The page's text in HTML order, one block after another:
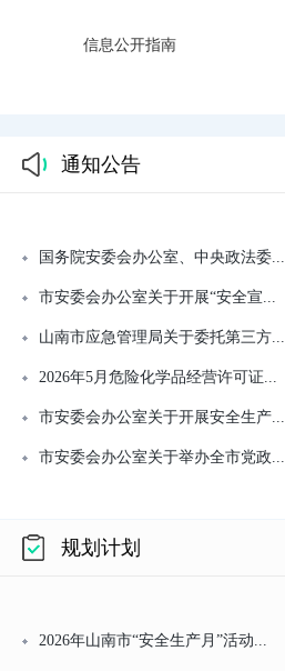
信息公开指南
通知公告
国务院安委会办公室、中央政法委...
市安委会办公室关于开展“安全宣...
山南市应急管理局关于委托第三方...
2026年5月危险化学品经营许可证...
市安委会办公室关于开展安全生产...
市安委会办公室关于举办全市党政...
规划计划
2026年山南市“安全生产月”活动...